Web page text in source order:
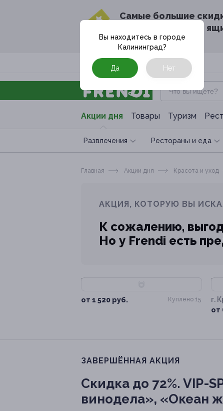
Cамые большие
в твоём почтовом
Москва
Акции дня Товары Туризм
Развлечения Рестораны и еда
Вы находитесь в городе
Калининград?
Да Нет
Главная Акции дня Красота и уход
АКЦИЯ, КОТОРУЮ ВЫ
К сожалению,
Но у Frendi есть
от 1 520 руб. Куплено 15
г.
от
ЗАВЕРШЁННАЯ АКЦИЯ
Скидка до 72%. VIP-
винодела», «Океан